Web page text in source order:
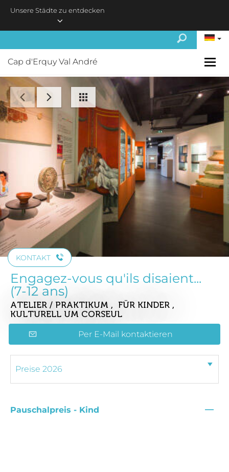
Unsere Städte zu entdecken
Cap d'Erquy Val André
KONTAKT
Engagez-vous qu'ils disaient...
(7-12 ans)
ATELIER / PRAKTIKUM , FÜR KINDER ,
KULTURELL UM CORSEUL
Per E-Mail kontaktieren
Pauschalpreis - Kind —